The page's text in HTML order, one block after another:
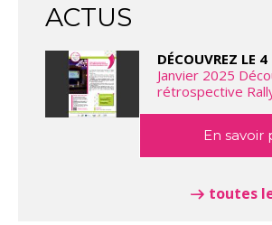
ACTUS
DÉCOUVREZ LE
Janvier 2025
rétrospective
En savoir
toutes